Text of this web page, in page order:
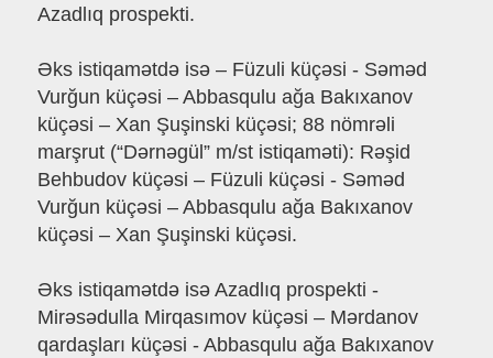
Azadlıq prospekti.
Əks istiqamətdə isə – Füzuli küçəsi - Səməd
Vurğun küçəsi – Abbasqulu ağa Bakıxanov
küçəsi – Xan Şuşinski küçəsi; 88 nömrəli
marşrut (“Dərnəgül” m/st istiqaməti): Rəşid
Behbudov küçəsi – Füzuli küçəsi - Səməd
Vurğun küçəsi – Abbasqulu ağa Bakıxanov
küçəsi – Xan Şuşinski küçəsi.
Əks istiqamətdə isə Azadlıq prospekti -
Mirəsədulla Mirqasımov küçəsi – Mərdanov
qardaşları küçəsi - Abbasqulu ağa Bakıxanov